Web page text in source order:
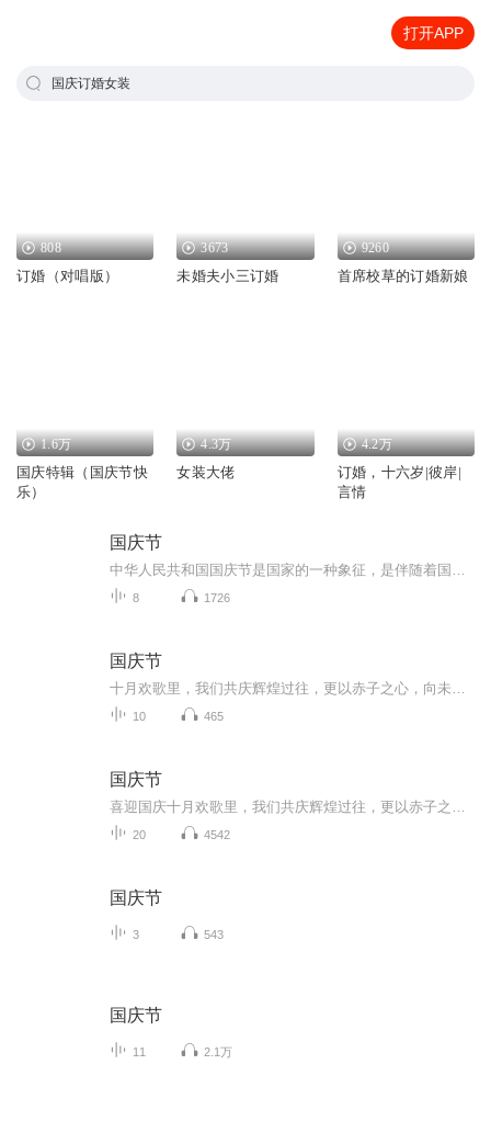
打开APP
国庆订婚女装
808
订婚（对唱版）
3673
未婚夫小三订婚
9260
首席校草的订婚新娘
1.6万
国庆特辑（国庆节快
乐）
4.3万
女装大佬
4.2万
订婚，十六岁|彼岸|
言情
国庆节
8 1726
国庆节
10 465
国庆节
20 4542
国庆节
3 543
国庆节
11 2.1万